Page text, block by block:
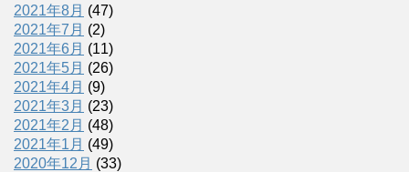
2021年8月 (47)
2021年7月 (2)
2021年6月 (11)
2021年5月 (26)
2021年4月 (9)
2021年3月 (23)
2021年2月 (48)
2021年1月 (49)
2020年12月 (33)